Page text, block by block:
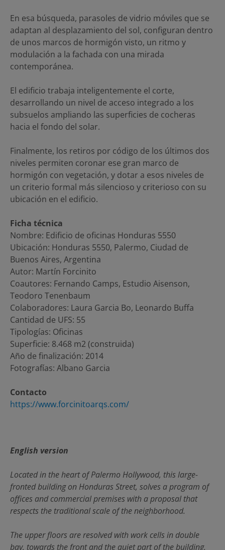
En esa búsqueda, parasoles de vidrio móviles que se
adaptan al desplazamiento del sol, configuran dentro
de unos marcos de hormigón visto, un ritmo y
modulación a la fachada con una mirada
contemporánea.
El edificio trabaja inteligentemente el corte,
desarrollando un nivel de acceso integrado a los
subsuelos ampliando las superficies de cocheras
hacia el fondo del solar.
Finalmente, los retiros por código de los últimos dos
niveles permiten coronar ese gran marco de
hormigón con vegetación, y dotar a esos niveles de
un criterio formal más silencioso y criterioso con su
ubicación en el edificio.
Ficha técnica
Nombre: Edificio de oficinas Honduras 5550
Ubicación: Honduras 5550, Palermo, Ciudad de
Buenos Aires, Argentina
Autor: Martín Forcinito
Coautores: Fernando Camps, Estudio Aisenson,
Teodoro Tenenbaum
Colaboradores: Laura Garcia Bo, Leonardo Buffa
Cantidad de UFS: 55
Tipologías: Oficinas
Superficie: 8.468 m2 (construida)
Año de finalización: 2014
Fotografías: Albano Garcia
Contacto
https://www.forcinitoarqs.com/
English version
Located in the heart of Palermo Hollywood, this large-
fronted building on Honduras Street, solves a program of
offices and commercial premises with a proposal that
respects the traditional scale of the neighborhood.
The upper floors are resolved with work cells in double
bay, towards the front and the quiet part of the building,